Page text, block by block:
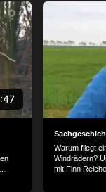
Warum fliegt
Windrädern?
mit Finn